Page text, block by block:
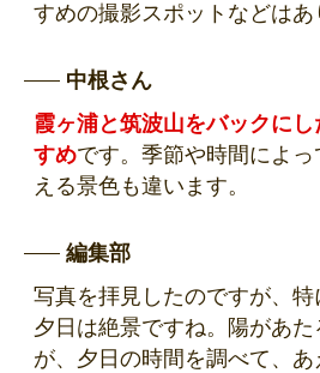
すめの撮影スポットなどはあ
中根さん
霞ヶ浦と筑波山をバックに
すめです。季節や時間によ
える景色も違います。
編集部
写真を拝見したのですが、
夕日は絶景ですね。陽があ
が、夕日の時間を調べて、